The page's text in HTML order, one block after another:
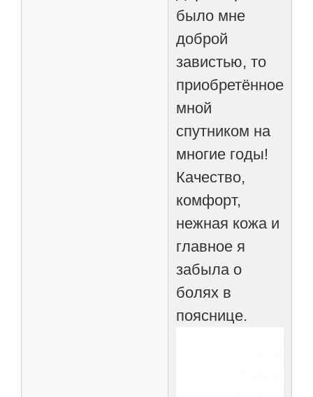
было мне
доброй
завистью, то
приобретённое
мной
спутником на
многие годы!
Качество,
комфорт,
нежная кожа и
главное я
забыла о
болях в
пояснице.